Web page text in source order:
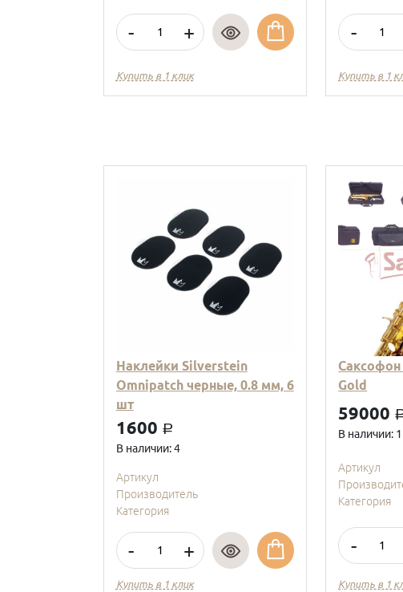
- +
Купить в 1 клик
-
Купить в 1
Наклейки Silverstein
Omnipatch черные, 0.8 мм, 6
шт
1600 a
В наличии: 4
Артикул
Производитель
Категория
- +
Купить в 1 клик
Саксофон
Gold
59000
В наличии: 1
Артикул
Категория
-
Купить в 1